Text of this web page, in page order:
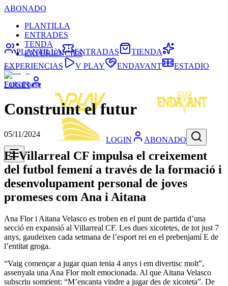
ABONADO
PLANTILLA
ENTRADES
TENDA
EXPERIÈNCIES
LOGIN
LOGIN ABONADO
PLANTILLA ENTRADAS
TIENDA
EXPERIENCIAS
V PLAY ENDAVANT ESTADIO
Futbol base
Construint el futur
05/11/2024
El Villarreal CF impulsa el creixement
del futbol femení a través de la formació i
desenvolupament personal de joves
promeses com Ana i Aitana
Ana Flor i Aitana Velasco es troben en el punt de partida d’una
secció en expansió al Villarreal CF. Les dues xicotetes, de tot just 7
anys, gaudeixen cada setmana de l’esport rei en el prebenjamí E de
l’entitat groga.
“Vaig començar a jugar quan tenia 4 anys i em divertisc molt”,
assenyala una Ana Flor molt emocionada. Al que Aitana Velasco
subscriu somrient: “M’encanta vindre a jugar des de xicoteta”. De